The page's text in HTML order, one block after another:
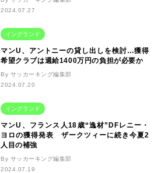
2024.07.27
イングランド
マンU、アントニーの貸し出しを検討…獲得
希望クラブは週給1400万円の負担が必要か
By サッカーキング編集部
2024.07.20
イングランド
マンU、フランス人18歳“逸材”DFレニー・
ヨロの獲得発表 ザークツィーに続き今夏2
人目の補強
By サッカーキング編集部
2024.07.19